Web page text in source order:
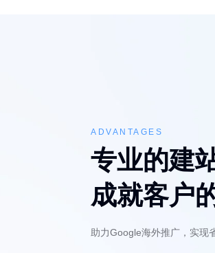
ADVANTAGES
专业的建
成就客户
助力Google海外推广，实现